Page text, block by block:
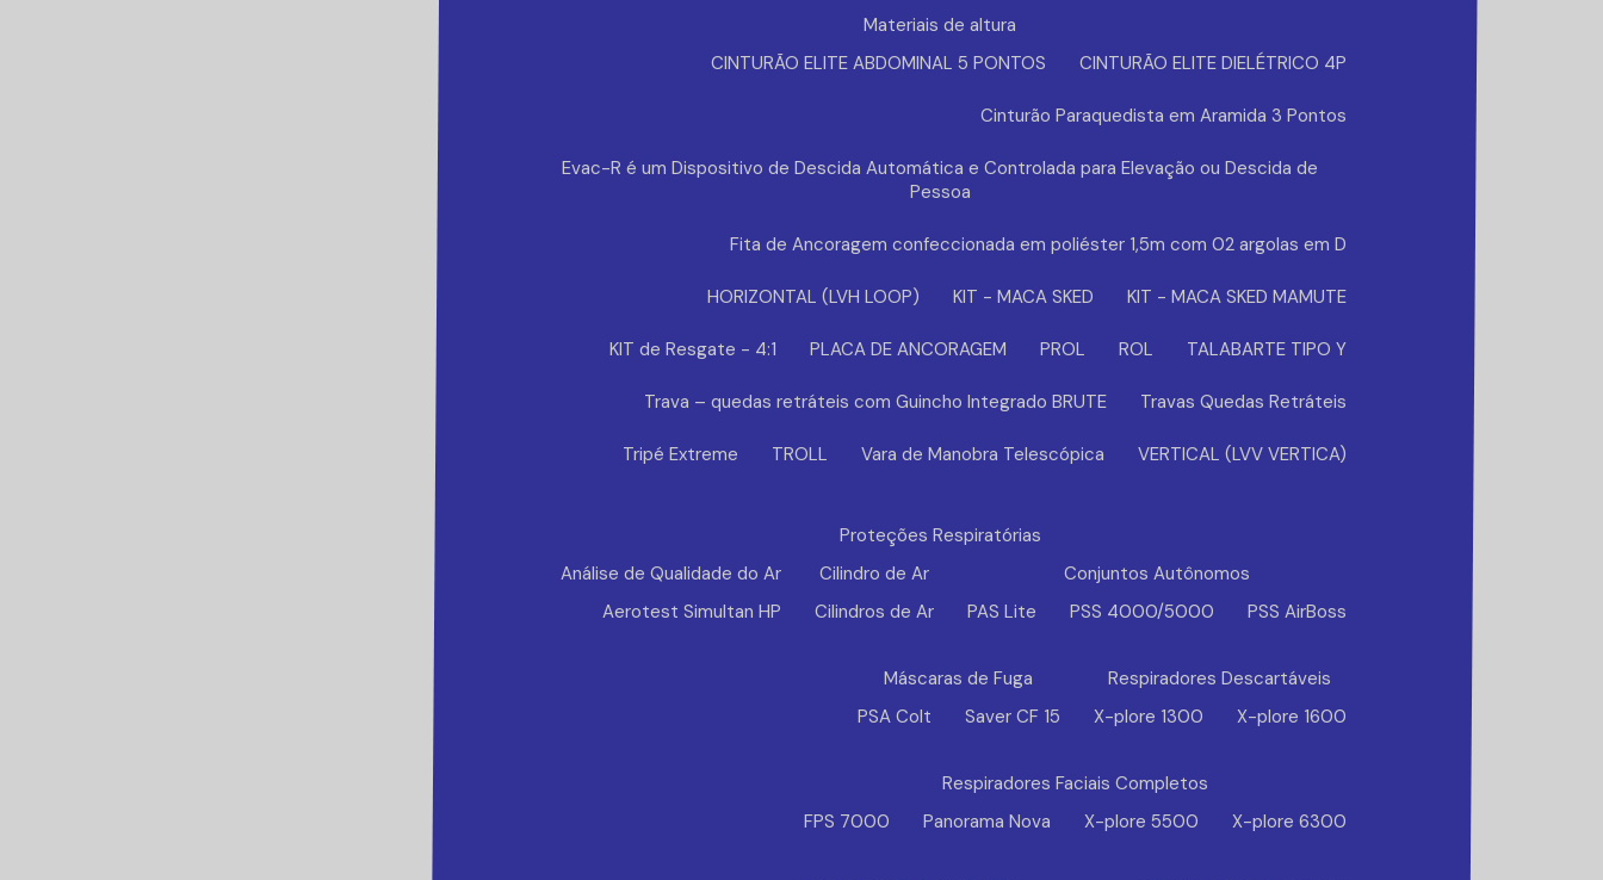
Materiais de altura
CINTURÃO ELITE ABDOMINAL 5 PONTOS
CINTURÃO ELITE DIELÉTRICO 4P
Cinturão Paraquedista em Aramida 3 Pontos
Evac-R é um Dispositivo de Descida Automática e Controlada para Elevação ou Descida de
Pessoa
Fita de Ancoragem confeccionada em poliéster 1,5m com 02 argolas em D
HORIZONTAL (LVH LOOP) KIT - MACA SKED KIT - MACA SKED MAMUTE
KIT de Resgate - 4:1 PLACA DE ANCORAGEM PROL ROL TALABARTE TIPO Y
Trava – quedas retráteis com Guincho Integrado BRUTE Travas Quedas Retráteis
Tripé Extreme TROLL Vara de Manobra Telescópica VERTICAL (LVV VERTICA)
Proteções Respiratórias
Análise de Qualidade do Ar
Aerotest Simultan HP
Cilindro de Ar
Cilindros de Ar
Conjuntos Autônomos
PAS Lite
PSS 4000/5000 PSS AirBoss
Máscaras de Fuga
PSA Colt
Saver CF 15
Respiradores Descartáveis
X-plore 1300
X-plore 1600
Respiradores Faciais Completos
FPS 7000
Panorama Nova X-plore 5500 X-plore 6300